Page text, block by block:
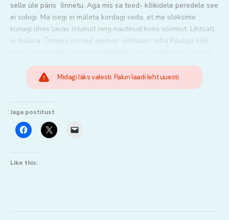
selle üle päris õnnetu. Aga mis sa teed- kõikidele peredele see
ei sobigi. Ma isegi ei mäleta kordagi seda, et me oleksime
kunagi ühes lauas istunud ning nautinud koos söömist. Lihtsalt
ei mäleta. Õnneks on mul olemas võimalus teha Pauliga kõik
Midagi läks valesti. Palun laadi leht uuesti.
Jaga postitust
Like this: